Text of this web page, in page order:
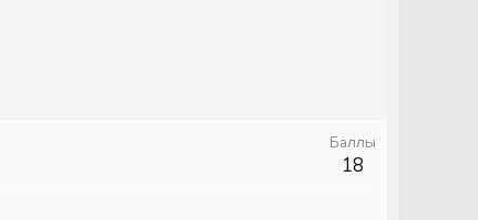
Баллы
18